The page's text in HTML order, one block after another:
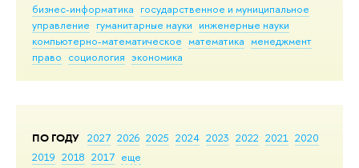
бизнес-информатика государственное и муниципальное
управление гуманитарные науки инженерные науки
компьютерно-математическое математика менеджмент
право социология экономика
ПО ГОДУ 2027 2026 2025 2024 2023 2022 2021 2020
2019 2018 2017 еще